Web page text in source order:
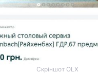
Скріншот OLX